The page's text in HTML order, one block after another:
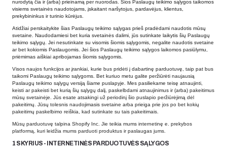
nurodytą čia ir (arba) prieinamą per nuorodas. Šios Paslaugų teikimo sąlygos taikomos
visiems svetainės naudotojams, įskaitant naršytojus, pardavėjus, klientus,
prekybininkus ir turinio kūrėjus.
Atidžiai perskaitykite šias Paslaugų teikimo sąlygas prieš pradėdami naudotis mūsų
svetaine. Naudodamiesi bet kuria svetainės dalimi, jūs sutinkate laikytis šių Paslaugų
teikimo sąlygų. Jei nesutinkate su visomis šiomis sąlygomis, negalite naudotis svetaine
ar bet kokiomis Paslaugomis. Jei šios Paslaugų teikimo sąlygos laikomos pasiūlymu,
priėmimas aiškiai apribojamas šiomis sąlygomis.
Visos naujos funkcijos ar įrankiai, kurie bus pridėti į dabartinę parduotuvę, taip pat bus
taikomi Paslaugų teikimo sąlygoms. Bet kuriuo metu galite peržiūrėti naujausią
Paslaugų teikimo sąlygų versiją šiame puslapyje. Mes pasiliekame teisę atnaujinti,
keisti ar pakeisti bet kurią šių sąlygų dalį, paskelbdami atnaujinimus ir (arba) pakeitimus
mūsų svetainėje. Jūs esate atsakingi už periodinį šio puslapio peržiūrėjimą dėl
pakeitimų. Jūsų tolesnis naudojimasis svetaine arba prieiga prie jos po bet kokių
pakeitimų paskelbimo reiškia, kad sutinkate su tais pakeitimais.
Mūsų parduotuvę talpina Shopify Inc. Jie teikia mums internetinę e. prekybos
platformą, kuri leidžia mums parduoti produktus ir paslaugas jums.
1 SKYRIUS - INTERNETINĖS PARDUOTUVĖS SĄLYGOS